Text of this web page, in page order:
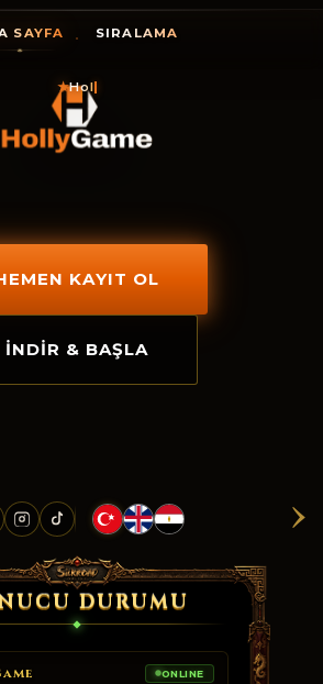
SAYFA SIRALAMA
HollyGame, ş
›
KAYIT OL
İNDIR & BAŞLA
DURUMU
ONLINE